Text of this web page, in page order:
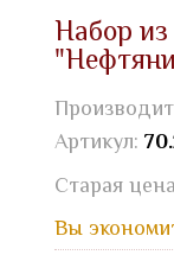
Набор
Артикул:
Старая
Вы